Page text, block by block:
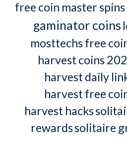
free coin master spins
gaminator coins
mosttechs free
harvest coins
harvest daily
harvest free
harvest hacks
rewardssolitaire